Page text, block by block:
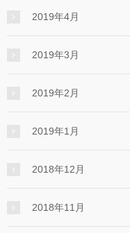
2019年4月
2019年3月
2019年2月
2019年1月
2018年12月
2018年11月